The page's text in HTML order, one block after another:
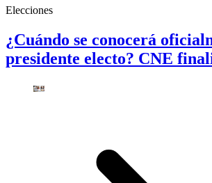
Elecciones
¿Cuándo se conocerá
presidente electo? CNE